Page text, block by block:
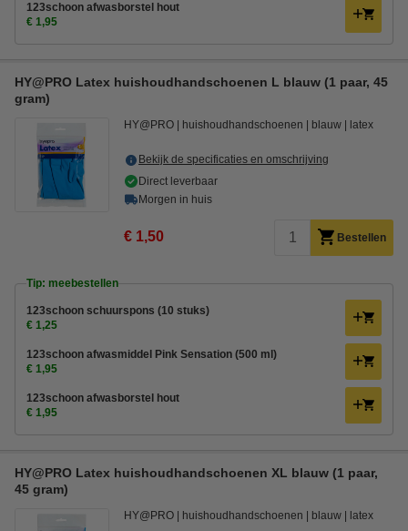
123schoon afwasborstel hout
€ 1,95
HY@PRO Latex huishoudhandschoenen L blauw (1 paar, 45
gram)
HY@PRO huishoudhandschoenen blauw latex
Bekijk de specificaties en omschrijving
Direct leverbaar
Morgen in huis
€ 1,50 Bestellen
Tip: meebestellen
123schoon schuurspons (10 stuks)
€ 1,25
123schoon afwasmiddel Pink Sensation (500 ml)
€ 1,95
123schoon afwasborstel hout
€ 1,95
HY@PRO Latex huishoudhandschoenen XL blauw (1 paar,
45 gram)
HY@PRO huishoudhandschoenen blauw latex